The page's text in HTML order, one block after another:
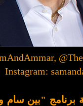
Instagram:
برنامج "بين